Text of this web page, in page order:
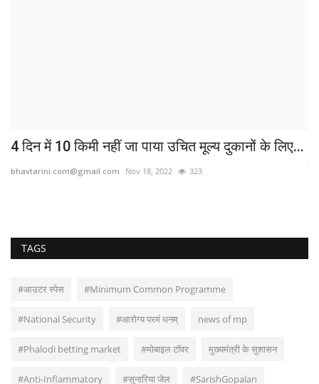
4 दिन में 10 किमी नहीं जा पाया उचित मूल्य दुकानों के लिए...
bhavtarini.com@gmail.com Nov 18, 2022 323
TAGS
#आउटर स्पेस #Minimum Common Programme
#National Security #आरोग्य परमं धनम् news of mp
#Phalodi betting market #मोबाइल टॉवर मुख्यमंत्री के सुशासन
#Anti-Inflammatory #सुनारिया जेल #SarishGopalan